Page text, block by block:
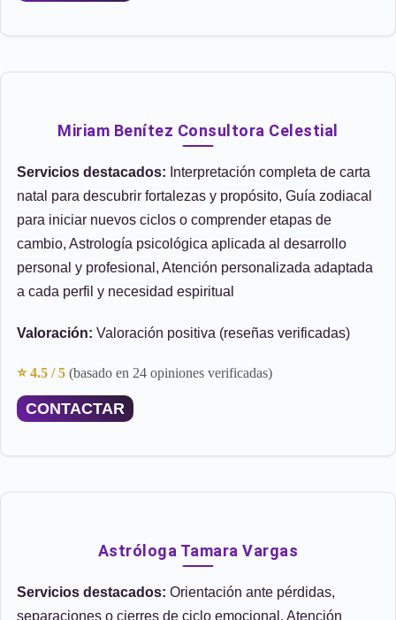
Miriam Benítez Consultora Celestial
Servicios destacados: Interpretación completa de carta
natal para descubrir fortalezas y propósito, Guía zodiacal
para iniciar nuevos ciclos o comprender etapas de
cambio, Astrología psicológica aplicada al desarrollo
personal y profesional, Atención personalizada adaptada
a cada perfil y necesidad espiritual
Valoración: Valoración positiva (reseñas verificadas)
⭐ 4.5 / 5 (basado en 24 opiniones verificadas)
CONTACTAR
Astróloga Tamara Vargas
Servicios destacados: Orientación ante pérdidas,
separaciones o cierres de ciclo emocional, Atención